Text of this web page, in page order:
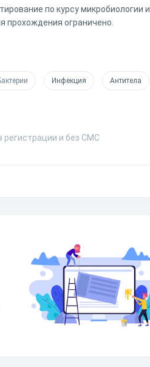
по курсу микробиологии и
прохождения ограничено.
Инфекция Антитела
регистрации и без СМС